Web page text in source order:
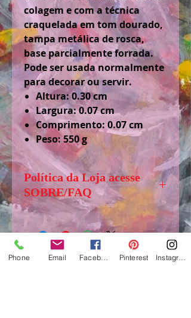
colagem e com a técnica
craquelada em tom dourado,
tampa metálica de rosca,
base parcialmente forrada.
Pode ser usada normalmente
para decorar ou servir.
Altura: 0.30 cm
Largura: 0.07 cm
Comprimento: 0.07 cm
Peso: 550 g
Política da Loja acesse
SOBRE/FAQ
Senhores (as) visitantes, antes de
comprar, solicito acessar
.”SOBRE/FAQ” aba logo abaixo
Phone Email Pinterest